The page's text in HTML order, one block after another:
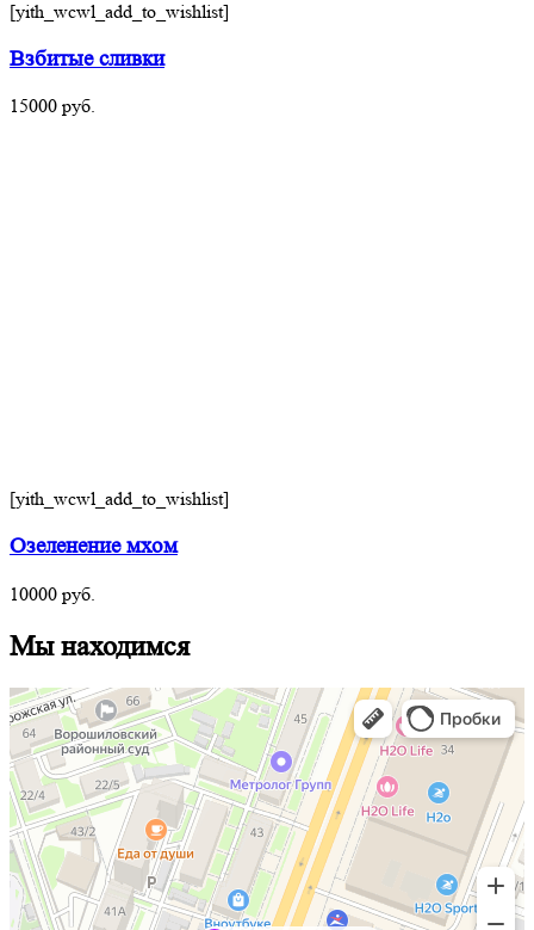
[yith_wcwl_add_to_wishlist]
Взбитые сливки
15000 руб.
[yith_wcwl_add_to_wishlist]
Озеленение мхом
10000 руб.
Мы находимся